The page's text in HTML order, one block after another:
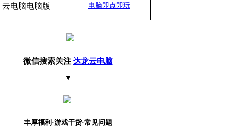
云电脑电脑版 电脑即点即玩
微信搜索关注 达龙云电脑
▼
丰厚福利 ·游戏干货·常见问题